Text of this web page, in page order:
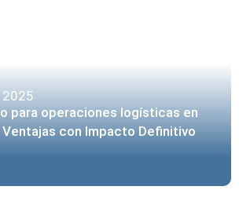
2025
para operaciones logísticas en
Ventajas con Impacto Definitivo